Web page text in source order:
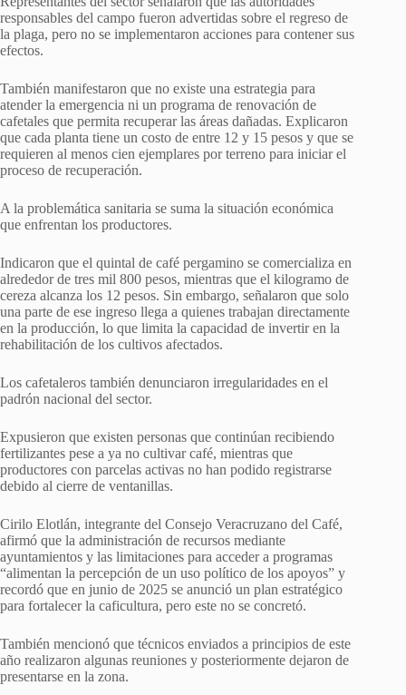
responsables del campo fueron advertidas sobre el regreso de
la plaga, pero no se implementaron acciones para contener sus
efectos.
También manifestaron que no existe una estrategia para
atender la emergencia ni un programa de renovación de
cafetales que permita recuperar las áreas dañadas. Explicaron
que cada planta tiene un costo de entre 12 y 15 pesos y que se
requieren al menos cien ejemplares por terreno para iniciar el
proceso de recuperación.
A la problemática sanitaria se suma la situación económica
que enfrentan los productores.
Indicaron que el quintal de café pergamino se comercializa en
alrededor de tres mil 800 pesos, mientras que el kilogramo de
cereza alcanza los 12 pesos. Sin embargo, señalaron que solo
una parte de ese ingreso llega a quienes trabajan directamente
en la producción, lo que limita la capacidad de invertir en la
rehabilitación de los cultivos afectados.
Los cafetaleros también denunciaron irregularidades en el
padrón nacional del sector.
Expusieron que existen personas que continúan recibiendo
fertilizantes pese a ya no cultivar café, mientras que
productores con parcelas activas no han podido registrarse
debido al cierre de ventanillas.
Cirilo Elotlán, integrante del Consejo Veracruzano del Café,
afirmó que la administración de recursos mediante
ayuntamientos y las limitaciones para acceder a programas
“alimentan la percepción de un uso político de los apoyos” y
recordó que en junio de 2025 se anunció un plan estratégico
para fortalecer la caficultura, pero este no se concretó.
También mencionó que técnicos enviados a principios de este
año realizaron algunas reuniones y posteriormente dejaron de
presentarse en la zona.